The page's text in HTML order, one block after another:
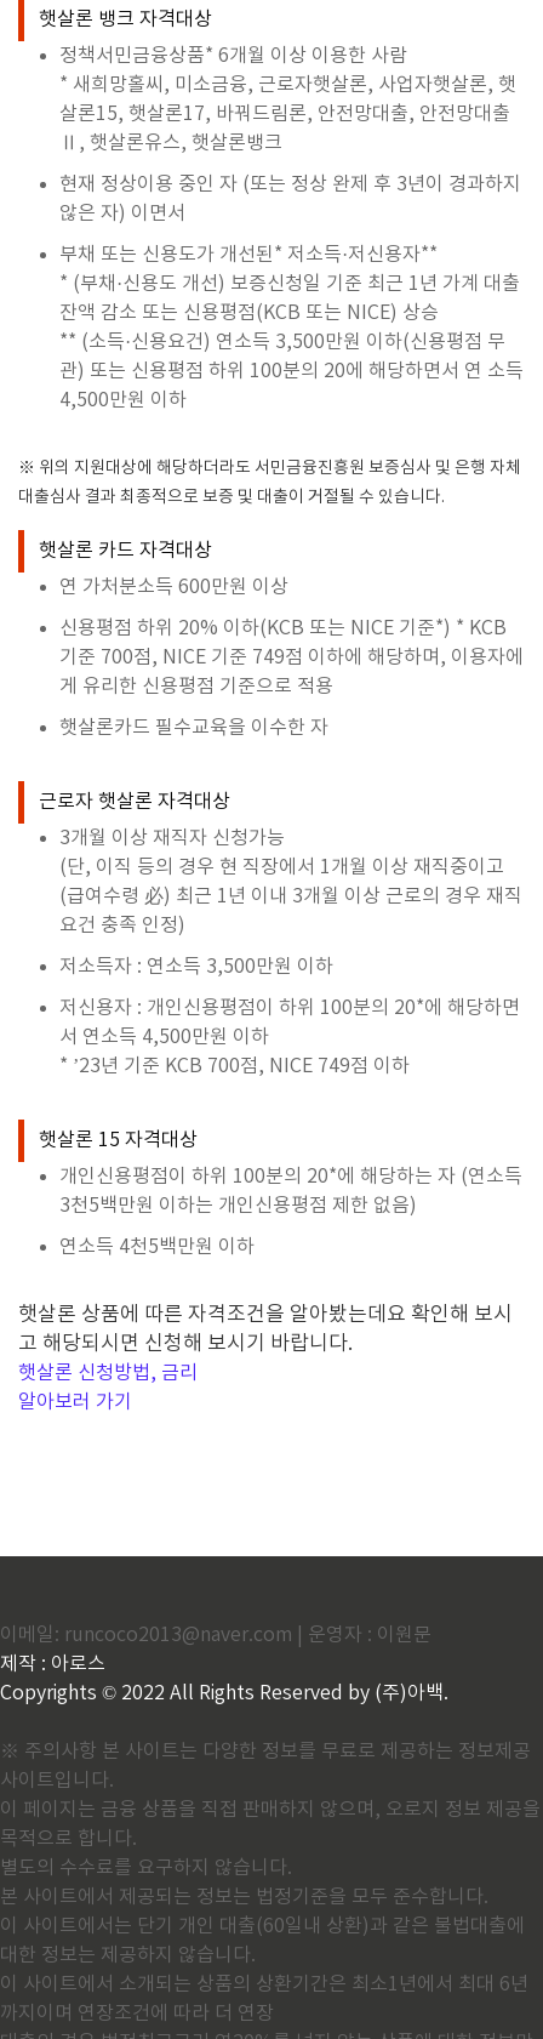
햇살론 뱅크 자격대상
정책서민금융상품* 6개월 이상 이용한 사람
* 새희망홀씨, 미소금융, 근로자햇살론, 사업자햇살론, 햇
살론15, 햇살론17, 바꿔드림론, 안전망대출, 안전망대출
Ⅱ, 햇살론유스, 햇살론뱅크
현재 정상이용 중인 자 (또는 정상 완제 후 3년이 경과하지
않은 자) 이면서
부채 또는 신용도가 개선된* 저소득·저신용자**
* (부채 ·신용도 개선) 보증신청일 기준 최근 1 년 가계 대출
잔액 감소 또는 신용평점(KCB 또는 NICE) 상승
** (소득·신용요건) 연소득 3,500만원 이하(신용평점 무
관) 또는 신용평점 하위 100분의 20에 해당하면서 연 소득
4,500만원 이하
※ 위의 지원대상에 해당하더라도 서민금융진흥원 보증심사 및 은행 자체
대출심사 결과 최종적으로 보증 및 대출이 거절될 수 있습니다.
햇살론 카드 자격대상
연 가처분소득 600만원 이상
신용평점 하위 20% 이하(KCB 또는 NICE 기준*) * KCB
기준 700점, NICE 기준 749점 이하에 해당하며, 이용자에
게 유리한 신용평점 기준으로 적용
햇살론카드 필수교육을 이수한 자
근로자 햇살론 자격대상
3개월 이상 재직자 신청가능
(단, 이직 등의 경우 현 직장에서 1개월 이상 재직중이고
(급여수령 必) 최근 1년 이내 3개월 이상 근로의 경우 재직
요건 충족 인정)
저소득자 : 연소득 3,500만원 이하
저신용자 : 개인신용평점이 하위 100분의 20*에 해당하면
서 연소득 4,500만원 이하
* ’23년 기준 KCB 700점, NICE 749점 이하
햇살론 15 자격대상
개인신용평점이 하위 100분의 20*에 해당하는 자 (연소득
3천5백만원 이하는 개인신용평점 제한 없음)
연소득 4천5백만원 이하
햇살론 상품에 따른 자격조건을 알아봤는데요 확인해 보시
고 해당되시면 신청해 보시기 바랍니다.
햇살론 신청방법, 금리
알아보러 가기
이메일: runcoco2013@naver.com | 운영자 : 이원문
제작 : 아로스
Copyrights © 2022 All Rights Reserved by (주)아백.
※ 주의사항 본 사이트는 다양한 정보를 무료로 제공하는 정보제공
사이트입니다.
이 페이지는 금융 상품을 직접 판매하지 않으며, 오로지 정보 제공을
목적으로 합니다.
별도의 수수료를 요구하지 않습니다.
본 사이트에서 제공되는 정보는 법정기준을 모두 준수합니다.
이 사이트에서는 단기 개인 대출(60일내 상환)과 같은 불법대출에
대한 정보는 제공하지 않습니다.
이 사이트에서 소개되는 상품의 상환기간은 최소1년에서 최대 6년
까지이며 연장조건에 따라 더 연장